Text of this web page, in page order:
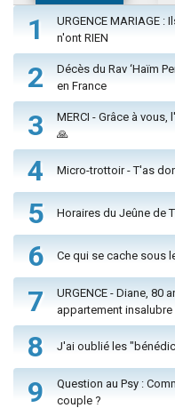
1
URGENCE MARIAGE :
n'ont RIEN
2
Décès du Rav ‘Haïm
en France
3
MERCI - Grâce à
🙏
4 Micro-trottoir - T'as
5 Horaires du Jeûne de
6 Ce qui se cache sous
7
URGENCE - Diane, 80
appartement insalubre
8 J'ai oublié les
9
Question au Psy :
couple ?